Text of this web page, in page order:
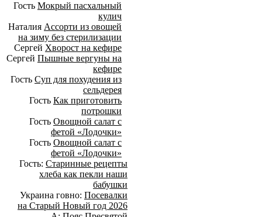
Гость Мокрый пасхальный
кулич
Наталия Ассорти из овощей
на зиму без стерилизации
Сергей Хворост на кефире
Сергей Пышные вергуны на
кефире
Гость Суп для похудения из
сельдерея
Гость Как приготовить
потрошки
Гость Овощной салат с
фетой «Лодочки»
Гость Овощной салат с
фетой «Лодочки»
Гость: Старинные рецепты
хлеба как пекли наши
бабушки
Украина говно: Посевалки
на Старый Новый год 2026